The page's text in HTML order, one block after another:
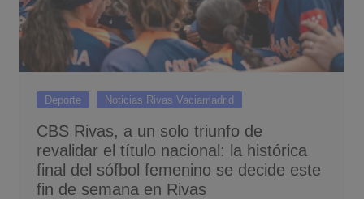
Deporte Noticias Rivas Vaciamadrid
CBS Rivas, a un solo triunfo de
revalidar el título nacional: la histórica
final del sófbol femenino se decide este
fin de semana en Rivas